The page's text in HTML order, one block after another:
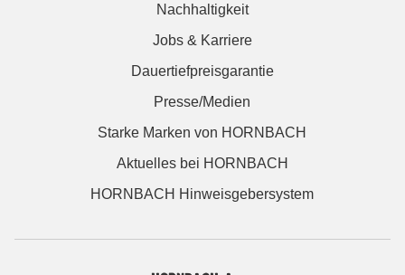
Nachhaltigkeit
Jobs & Karriere
Dauertiefpreisgarantie
Presse/Medien
Starke Marken von HORNBACH
Aktuelles bei HORNBACH
HORNBACH Hinweisgebersystem